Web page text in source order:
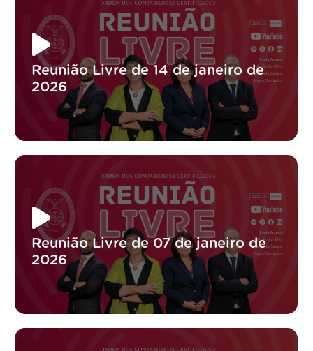
Reunião Livre de 14 de janeiro de
2026
Reunião Livre de 07 de janeiro de
2026